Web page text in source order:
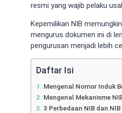
resmi yang wajib pelaku
Kepemilikan NIB
mengurus dokumen ini di
pengurusan menjadi lebih
Daftar Isi
Mengenal Nomor Induk
Mengenal Mekanisme
3 Perbedaan NIB dan